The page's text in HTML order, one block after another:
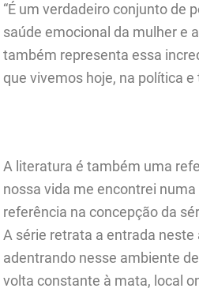
“É um verdadeiro conjunto de
saúde emocional da mulher e
também representa essa
que vivemos hoje, na política
A literatura é também uma
nossa vida me encontrei
referência na concepção da
A série retrata a entrada
adentrando nesse ambiente
volta constante à mata, local